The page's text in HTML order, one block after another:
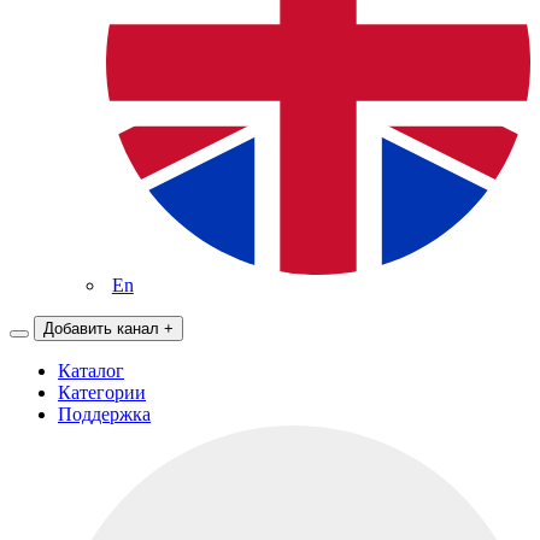
En
Добавить канал +
Каталог
Категории
Поддержка